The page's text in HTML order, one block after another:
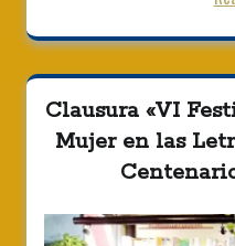
Clausura «VI
Mujer en las